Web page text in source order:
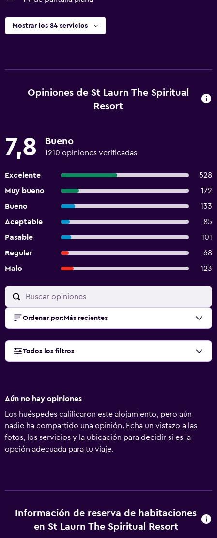
Mostrar los 84 servicios
Opiniones de St Laurn The Spiritual
Resort
7,8 Bueno
1210 opiniones verificadas
Excelente
528
Muy bueno
172
Bueno
133
Aceptable
85
Pasable
101
Regular
68
Malo
123
Ordenar por: Más recientes
Todos los filtros
Aún no hay opiniones
Los huéspedes calificaron este alojamiento, pero aún
nadie ha compartido una opinión. Echa un vistazo a las
fotos, los servicios y la ubicación para decidir si es la
opción adecuada para tu viaje.
Información de reserva de habitaciones
en St Laurn The Spiritual Resort